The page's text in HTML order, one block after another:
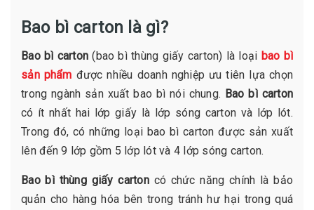
Bao bì carton là gì?
Bao bì carton(bao bì thùng giấy carton) là loại bao bì
sản phẩm được nhiều doanh nghiệp ưu tiên lựa chọn
trong ngành sản xuất bao bì nói chung. Bao bì carton
có ít nhất hai lớp giấy là lớp sóng carton và lớp lót.
Trong đó, có những loại bao bì carton được sản xuất
lên đến 9 lớp gồm 5 lớp lót và 4 lớp sóng carton.
Bao bì thùng giấy carton có chức năng chính là bảo
quản cho hàng hóa bên trong tránh hư hại trong quá